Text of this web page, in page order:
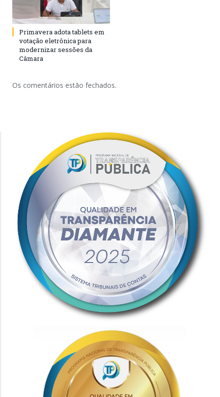
Primavera adota tablets em
votação eletrônica para
modernizar sessões da
Câmara
Os comentários estão fechados.